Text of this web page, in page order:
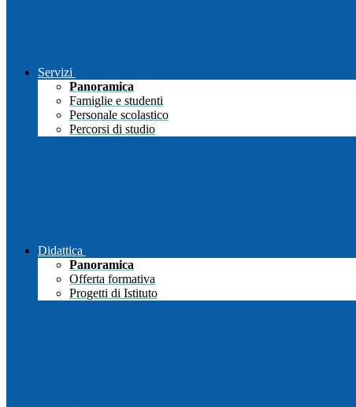
Servizi
Panoramica
Famiglie e studenti
Personale scolastico
Percorsi di studio
Didattica
Panoramica
Offerta formativa
Progetti di Istituto